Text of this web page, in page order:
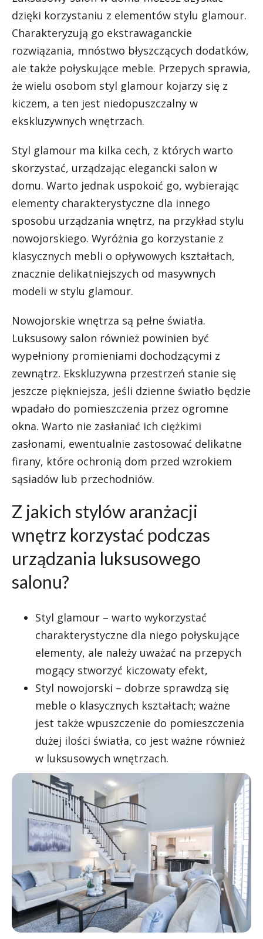
dzięki korzystaniu z elementów stylu glamour.
Charakteryzują go ekstrawaganckie
rozwiązania, mnóstwo błyszczących dodatków,
ale także połyskujące meble. Przepych sprawia,
że wielu osobom styl glamour kojarzy się z
kiczem, a ten jest niedopuszczalny w
ekskluzywnych wnętrzach.
Styl glamour ma kilka cech, z których warto
skorzystać, urządzając elegancki salon w
domu. Warto jednak uspokoić go, wybierając
elementy charakterystyczne dla innego
sposobu urządzania wnętrz, na przykład stylu
nowojorskiego. Wyróżnia go korzystanie z
klasycznych mebli o opływowych kształtach,
znacznie delikatniejszych od masywnych
modeli w stylu glamour.
Nowojorskie wnętrza są pełne światła.
Luksusowy salon również powinien być
wypełniony promieniami dochodzącymi z
zewnątrz. Ekskluzywna przestrzeń stanie się
jeszcze piękniejsza, jeśli dzienne światło będzie
wpadało do pomieszczenia przez ogromne
okna. Warto nie zasłaniać ich ciężkimi
zasłonami, ewentualnie zastosować delikatne
firany, które ochronią dom przed wzrokiem
sąsiadów lub przechodniów.
Z jakich stylów aranżacji
wnętrz korzystać podczas
urządzania luksusowego
salonu?
Styl glamour – warto wykorzystać
charakterystyczne dla niego połyskujące
elementy, ale należy uważać na przepych
mogący stworzyć kiczowaty efekt,
Styl nowojorski – dobrze sprawdzą się
meble o klasycznych kształtach; ważne
jest także wpuszczenie do pomieszczenia
dużej ilości światła, co jest ważne również
w luksusowych wnętrzach.